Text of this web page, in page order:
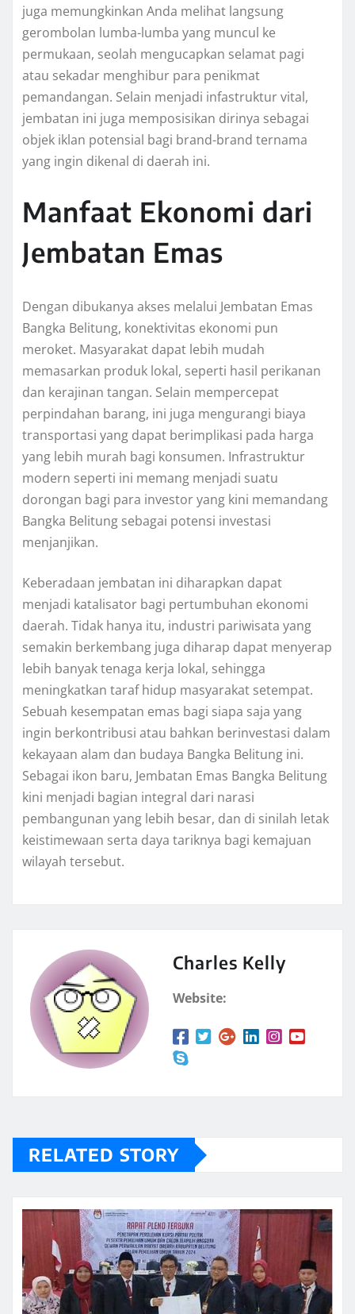
juga memungkinkan Anda melihat langsung
gerombolan lumba-lumba yang muncul ke
permukaan, seolah mengucapkan selamat pagi
atau sekadar menghibur para penikmat
pemandangan. Selain menjadi infastruktur vital,
jembatan ini juga memposisikan dirinya sebagai
objek iklan potensial bagi brand-brand ternama
yang ingin dikenal di daerah ini.
Manfaat Ekonomi dari
Jembatan Emas
Dengan dibukanya akses melalui Jembatan Emas
Bangka Belitung, konektivitas ekonomi pun
meroket. Masyarakat dapat lebih mudah
memasarkan produk lokal, seperti hasil perikanan
dan kerajinan tangan. Selain mempercepat
perpindahan barang, ini juga mengurangi biaya
transportasi yang dapat berimplikasi pada harga
yang lebih murah bagi konsumen. Infrastruktur
modern seperti ini memang menjadi suatu
dorongan bagi para investor yang kini memandang
Bangka Belitung sebagai potensi investasi
menjanjikan.
Keberadaan jembatan ini diharapkan dapat
menjadi katalisator bagi pertumbuhan ekonomi
daerah. Tidak hanya itu, industri pariwisata yang
semakin berkembang juga diharap dapat menyerap
lebih banyak tenaga kerja lokal, sehingga
meningkatkan taraf hidup masyarakat setempat.
Sebuah kesempatan emas bagi siapa saja yang
ingin berkontribusi atau bahkan berinvestasi dalam
kekayaan alam dan budaya Bangka Belitung ini.
Sebagai ikon baru, Jembatan Emas Bangka Belitung
kini menjadi bagian integral dari narasi
pembangunan yang lebih besar, dan di sinilah letak
keistimewaan serta daya tariknya bagi kemajuan
wilayah tersebut.
Charles Kelly
Website:
RELATED STORY